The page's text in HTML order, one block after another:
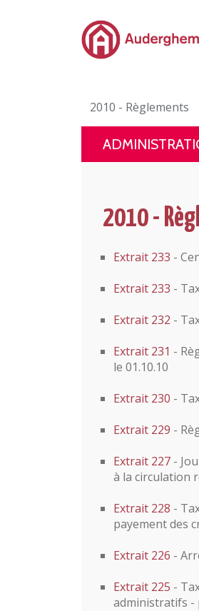
Passer au contenu principal
2010 - Règlements
2010 -
Extrait 233 -
Extrait 233 -
Extrait 232 -
Extrait 231 -
le 01.10.10
Extrait 230 -
Extrait 229 -
Extrait 227 -
à la circulation
Extrait 228 -
payement des
Extrait 226 -
Extrait 225 -
administratifs -